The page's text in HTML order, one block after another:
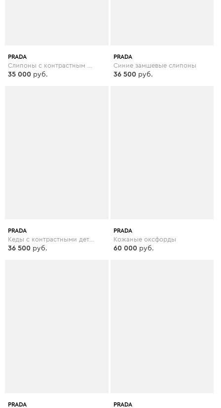
PRADA
35 000 руб.
PRADA
Синие замшевые слипоны
36 500 руб.
PRADA
36 500 руб.
PRADA
Кожаные оксфорды
60 000 руб.
PRADA PRADA